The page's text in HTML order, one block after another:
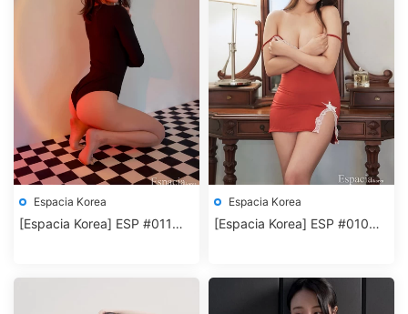
Espacia Korea
[Espacia Korea] ESP #011
Espacia Korea
[Espacia Korea] ESP #010